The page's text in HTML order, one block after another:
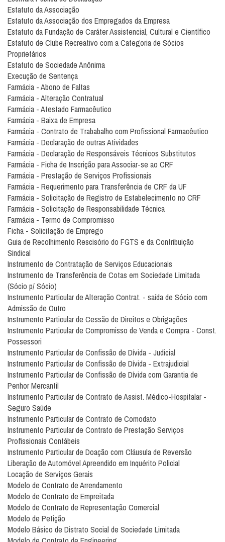
Estatuto da Associação
Estatuto da Associação dos Empregados da Empresa
Estatuto da Fundação de Caráter Assistencial, Cultural e Científico
Estatuto de Clube Recreativo com a Categoria de Sócios
Proprietários
Estatuto de Sociedade Anônima
Execução de Sentença
Farmácia - Abono de Faltas
Farmácia - Alteração Contratual
Farmácia - Atestado Farmacêutico
Farmácia - Baixa de Empresa
Farmácia - Contrato de Trababalho com Profissional Farmacêutico
Farmácia - Declaração de outras Atividades
Farmácia - Declaração de Responsáveis Técnicos Substitutos
Farmácia - Ficha de Inscrição para Associar-se ao CRF
Farmácia - Prestação de Serviços Profissionais
Farmácia - Requerimento para Transferência de CRF da UF
Farmácia - Solicitação de Registro de Estabelecimento no CRF
Farmácia - Solicitação de Responsabilidade Técnica
Farmácia - Termo de Compromisso
Ficha - Solicitação de Emprego
Guia de Recolhimento Rescisório do FGTS e da Contribuição
Sindical
Instrumento de Contratação de Serviços Educacionais
Instrumento de Transferência de Cotas em Sociedade Limitada
(Sócio p/ Sócio)
Instrumento Particular de Alteração Contrat. - saída de Sócio com
Admissão de Outro
Instrumento Particular de Cessão de Direitos e Obrigações
Instrumento Particular de Compromisso de Venda e Compra - Const.
Possessori
Instrumento Particular de Confissão de Dívida - Judicial
Instrumento Particular de Confissão de Dívida - Extrajudicial
Instrumento Particular de Confissão de Dívida com Garantia de
Penhor Mercantil
Instrumento Particular de Contrato de Assist. Médico-Hospitalar -
Seguro Saúde
Instrumento Particular de Contrato de Comodato
Instrumento Particular de Contrato de Prestação Serviços
Profissionais Contábeis
Instrumento Particular de Doação com Cláusula de Reversão
Liberação de Automóvel Apreendido em Inquérito Policial
Locação de Serviços Gerais
Modelo de Contrato de Arrendamento
Modelo de Contrato de Empreitada
Modelo de Contrato de Representação Comercial
Modelo de Petição
Modelo Básico de Distrato Social de Sociedade Limitada